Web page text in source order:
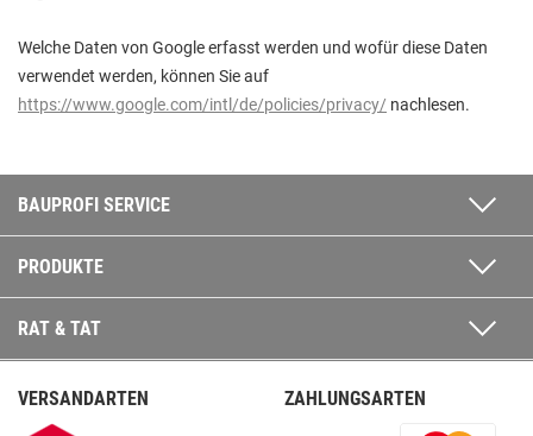
Welche Daten von Google erfasst werden und wofür diese Daten
verwendet werden, können Sie auf
https://www.google.com/intl/de/policies/privacy/ nachlesen.
BAUPROFI SERVICE
PRODUKTE
RAT & TAT
VERSANDARTEN ZAHLUNGSARTEN